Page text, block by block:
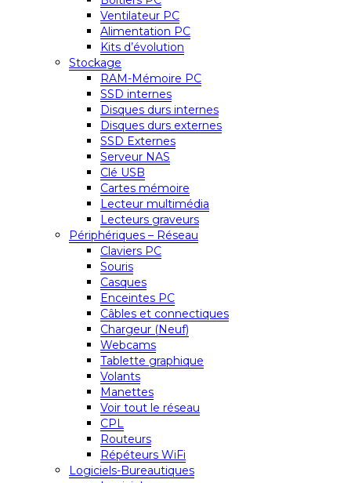
Ventilateur PC
Alimentation PC
Kits d’évolution
Stockage
RAM-Mémoire PC
SSD internes
Disques durs internes
Disques durs externes
SSD Externes
Serveur NAS
Clé USB
Cartes mémoire
Lecteur multimédia
Lecteurs graveurs
Périphériques – Réseau
Claviers PC
Souris
Casques
Enceintes PC
Câbles et connectiques
Chargeur (Neuf)
Webcams
Tablette graphique
Volants
Manettes
Voir tout le réseau
CPL
Routeurs
Répéteurs WiFi
Logiciels-Bureautiques